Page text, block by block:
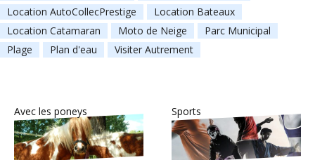
Location AutoCollecPrestige
Location Bateaux
Location Catamaran
Moto de Neige
Parc Municipal
Plage
Plan d'eau Visiter Autrement
Avec les poneys Sports